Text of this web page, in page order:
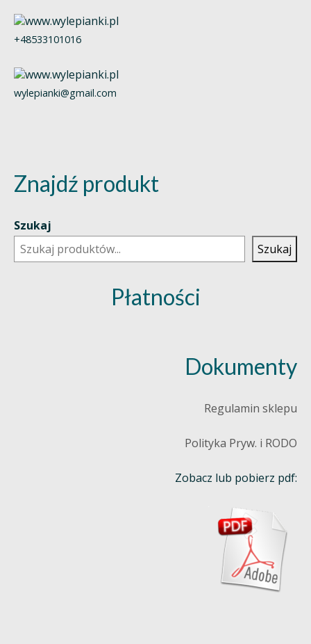
+48533101016
wylepianki@gmail.com
Znajdź produkt
Szukaj
Szukaj
Płatności
Dokumenty
Regulamin sklepu
Polityka Pryw. i RODO
Zobacz lub pobierz pdf: